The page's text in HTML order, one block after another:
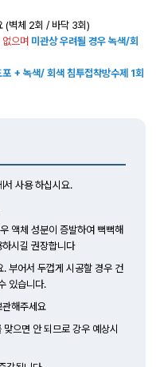
(벽체 2회 / 바닥 3회)
으며 미관상 우려될 경우 녹색/회
+ 녹색/ 회색 침투접착방수제 1회
사용 하십시요.
액체 성분이 증발하여 뻑뻑해
시길 권장합니다
부어서 두껍게 시공할 경우 건
있습니다.
해주세요
으면 안 되므로 강우 예상시